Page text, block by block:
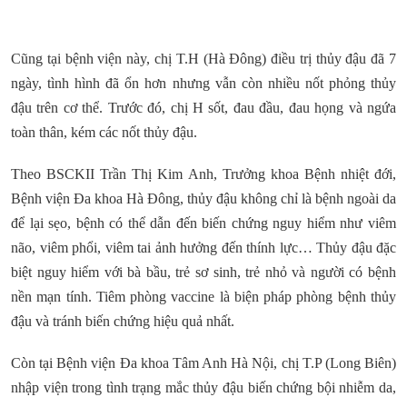
Cũng tại bệnh viện này, chị T.H (Hà Đông) điều trị thủy đậu đã 7
ngày, tình hình đã ổn hơn nhưng vẫn còn nhiều nốt phỏng thủy
đậu trên cơ thể. Trước đó, chị H sốt, đau đầu, đau họng và ngứa
toàn thân, kém các nốt thủy đậu.
Theo BSCKII Trần Thị Kim Anh, Trưởng khoa Bệnh nhiệt đới,
Bệnh viện Đa khoa Hà Đông, thủy đậu không chỉ là bệnh ngoài da
để lại sẹo, bệnh có thể dẫn đến biến chứng nguy hiểm như viêm
não, viêm phổi, viêm tai ảnh hưởng đến thính lực… Thủy đậu đặc
biệt nguy hiểm với bà bầu, trẻ sơ sinh, trẻ nhỏ và người có bệnh
nền mạn tính. Tiêm phòng vaccine là biện pháp phòng bệnh thủy
đậu và tránh biến chứng hiệu quả nhất.
Còn tại Bệnh viện Đa khoa Tâm Anh Hà Nội, chị T.P (Long Biên)
nhập viện trong tình trạng mắc thủy đậu biến chứng bội nhiễm da,